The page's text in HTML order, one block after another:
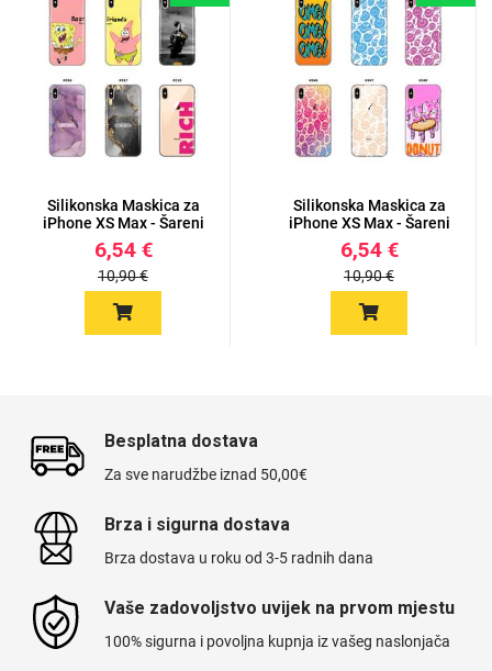
Silikonska Maskica za
iPhone XS Max - Šareni
m...
6,54 €
10,90 €
Silikonska Maskica za
iPhone XS Max - Šareni
m...
6,54 €
10,90 €
Besplatna dostava
Za sve narudžbe iznad 50,00€
Brza i sigurna dostava
Brza dostava u roku od 3-5 radnih dana
Vaše zadovoljstvo uvijek na prvom mjestu
100% sigurna i povoljna kupnja iz vašeg naslonjača